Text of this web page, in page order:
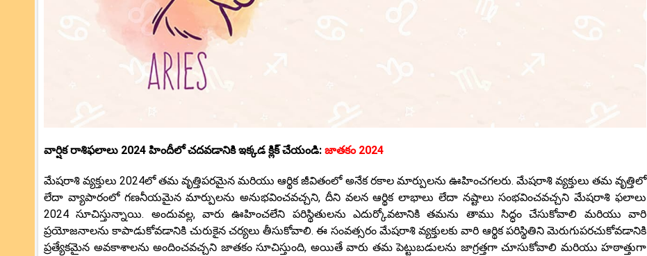
వార్షిక రాశిఫలాలు 2024 హిందీలో చదవడానికి ఇక్కడ క్లిక్ చేయండి: జాతకం 2024
మేషరాశి వ్యక్తులు 2024లో తమ వృత్తిపరమైన మరియు ఆర్థిక జీవితంలో అనేక రకాల మార్పులను ఊహించగలరు. మేషరాశి వ్యక్తులు తమ వృత్తిలో
లేదా వ్యాపారంలో గణనీయమైన మార్పులను అనుభవించవచ్చని, దీని వలన ఆర్థిక లాభాలు లేదా నష్టాలు సంభవించవచ్చని మేషరాశి ఫలాలు
2024 సూచిస్తున్నాయి. అందువల్ల, వారు ఊహించలేని పరిస్థితులను ఎదుర్కోవటానికి తమను తాము సిద్ధం చేసుకోవాలి మరియు వారి
ప్రయోజనాలను కాపాడుకోవడానికి చురుకైన చర్యలు తీసుకోవాలి. ఈ సంవత్సరం మేషరాశి వ్యక్తులకు వారి ఆర్థిక పరిస్థితిని మెరుగుపరచుకోవడానికి
ప్రత్యేకమైన అవకాశాలను అందించవచ్చని జాతకం సూచిస్తుంది, అయితే వారు తమ పెట్టుబడులను జాగ్రత్తగా చూసుకోవాలి మరియు హఠాత్తుగా